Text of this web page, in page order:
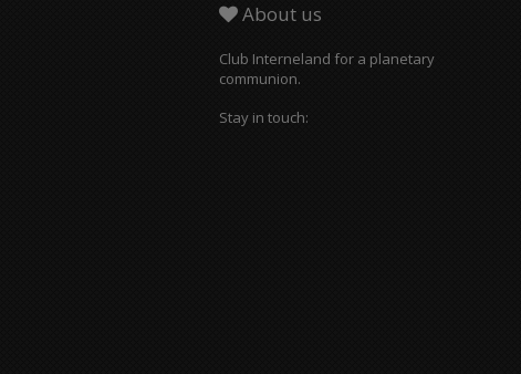
About us
Club Interneland for a planetary
communion.
Stay in touch: